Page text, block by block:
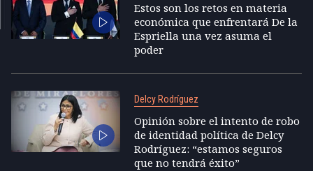
Estos son los retos en materia
económica que enfrentará De la
Espriella una vez asuma el
poder
Delcy Rodríguez
Opinión sobre el intento de robo
de identidad política de Delcy
Rodríguez: “estamos seguros
que no tendrá éxito”